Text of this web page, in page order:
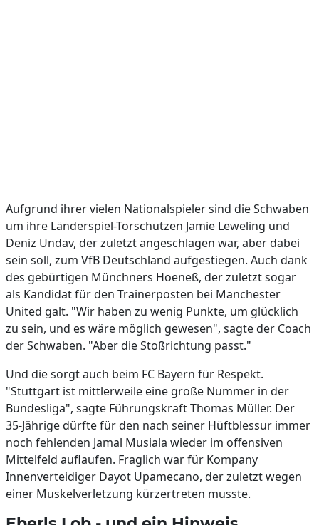
Aufgrund ihrer vielen Nationalspieler sind die Schwaben
um ihre Länderspiel-Torschützen Jamie Leweling und
Deniz Undav, der zuletzt angeschlagen war, aber dabei
sein soll, zum VfB Deutschland aufgestiegen. Auch dank
des gebürtigen Münchners Hoeneß, der zuletzt sogar
als Kandidat für den Trainerposten bei Manchester
United galt. "Wir haben zu wenig Punkte, um glücklich
zu sein, und es wäre möglich gewesen", sagte der Coach
der Schwaben. "Aber die Stoßrichtung passt."
Und die sorgt auch beim FC Bayern für Respekt.
"Stuttgart ist mittlerweile eine große Nummer in der
Bundesliga", sagte Führungskraft Thomas Müller. Der
35-Jährige dürfte für den nach seiner Hüftblessur immer
noch fehlenden Jamal Musiala wieder im offensiven
Mittelfeld auflaufen. Fraglich war für Kompany
Innenverteidiger Dayot Upamecano, der zuletzt wegen
einer Muskelverletzung kürzertreten musste.